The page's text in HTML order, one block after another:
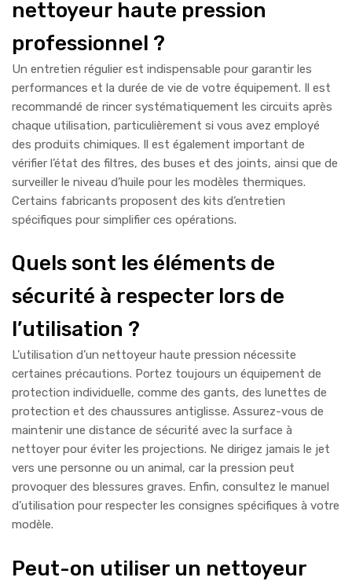
nettoyeur haute pression
professionnel ?
Un entretien régulier est indispensable pour garantir les
performances et la durée de vie de votre équipement. Il est
recommandé de rincer systématiquement les circuits après
chaque utilisation, particulièrement si vous avez employé
des produits chimiques. Il est également important de
vérifier l’état des filtres, des buses et des joints, ainsi que de
surveiller le niveau d’huile pour les modèles thermiques.
Certains fabricants proposent des kits d’entretien
spécifiques pour simplifier ces opérations.
Quels sont les éléments de
sécurité à respecter lors de
l’utilisation ?
L’utilisation d’un nettoyeur haute pression nécessite
certaines précautions. Portez toujours un équipement de
protection individuelle, comme des gants, des lunettes de
protection et des chaussures antiglisse. Assurez-vous de
maintenir une distance de sécurité avec la surface à
nettoyer pour éviter les projections. Ne dirigez jamais le jet
vers une personne ou un animal, car la pression peut
provoquer des blessures graves. Enfin, consultez le manuel
d’utilisation pour respecter les consignes spécifiques à votre
modèle.
Peut-on utiliser un nettoyeur